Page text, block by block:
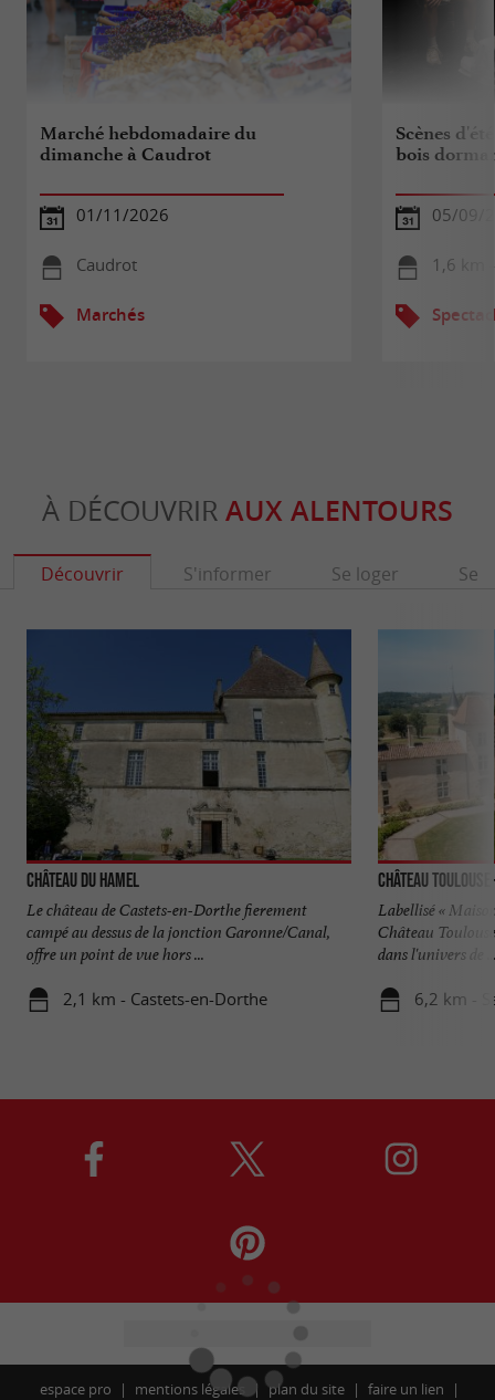
Marché hebdomadaire du
dimanche à Caudrot
01/11/2026
Caudrot
Marchés
Scènes
bois
05/09/
1,6 km
À DÉCOUVRIR AUX ALENTOURS
Découvrir S'informer Se loger Se
Château du Hamel
Le château de Castets-en-Dorthe fierement
campé au dessus de la jonction Garonne/Canal,
offre un point de vue hors ...
2,1 km - Castets-en-Dorthe
Château
Labellisé «
Château
dans l'univers de
6,2 km -
espace pro mentions légales plan du site faire un lien